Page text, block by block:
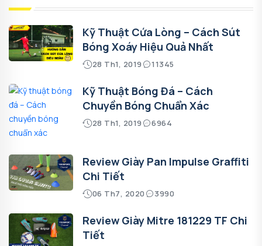
Kỹ Thuật Cứa Lòng – Cách Sút
Bóng Xoáy Hiệu Quả Nhất
28 Th1, 2019 11345
Kỹ Thuật Bóng Đá – Cách
Chuyền Bóng Chuẩn Xác
28 Th1, 2019 6964
Review Giày Pan Impulse Graffiti
Chi Tiết
06 Th7, 2020 3990
Review Giày Mitre 181229 TF Chi
Tiết